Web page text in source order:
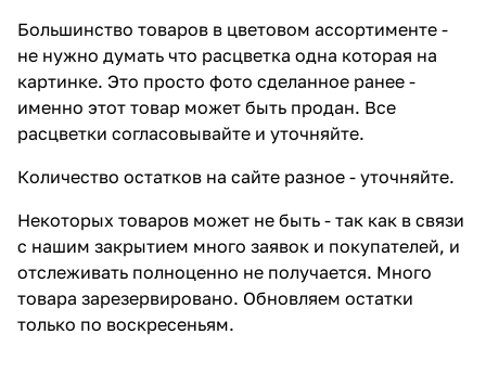
Большинство товаров в цветовом ассортименте -
не нужно думать что расцветка одна которая на
картинке. Это просто фото сделанное ранее -
именно этот товар может быть продан. Все
расцветки согласовывайте и уточняйте.
Количество остатков на сайте разное - уточняйте.
Некоторых товаров может не быть - так как в связи
с нашим закрытием много заявок и покупателей, и
отслеживать полноценно не получается. Много
товара зарезервировано. Обновляем остатки
только по воскресеньям.